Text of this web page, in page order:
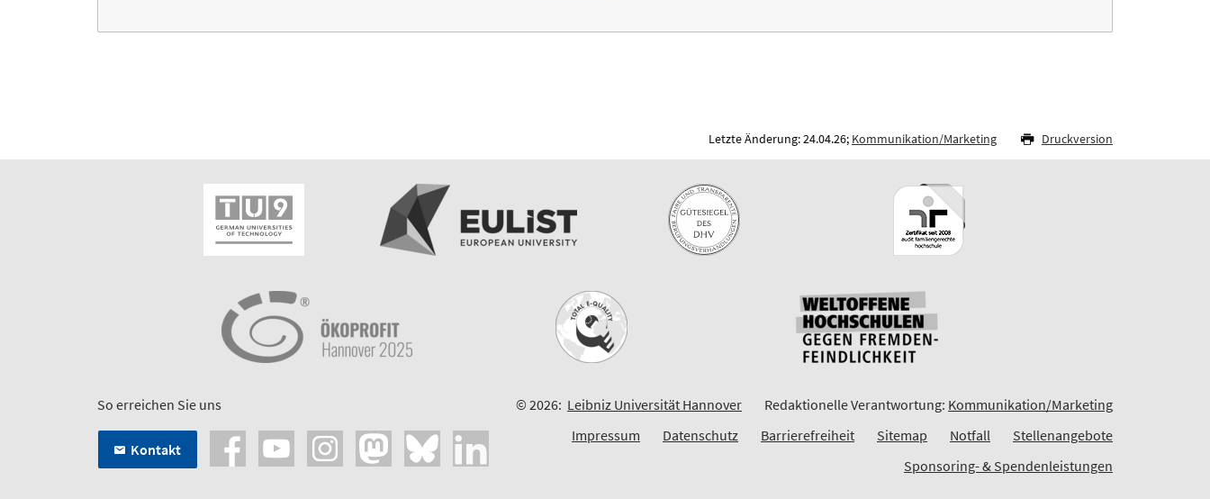
Letzte Änderung: 24.04.26; Kommunikation/Marketing Druckversion
So erreichen Sie uns
Kontakt
© 2026: Leibniz Universität Hannover Redaktionelle Verantwortung: Kommunikation/Marketing
Impressum
Datenschutz Barrierefreiheit Sitemap Notfall
Stellenangebote
Sponsoring- & Spendenleistungen